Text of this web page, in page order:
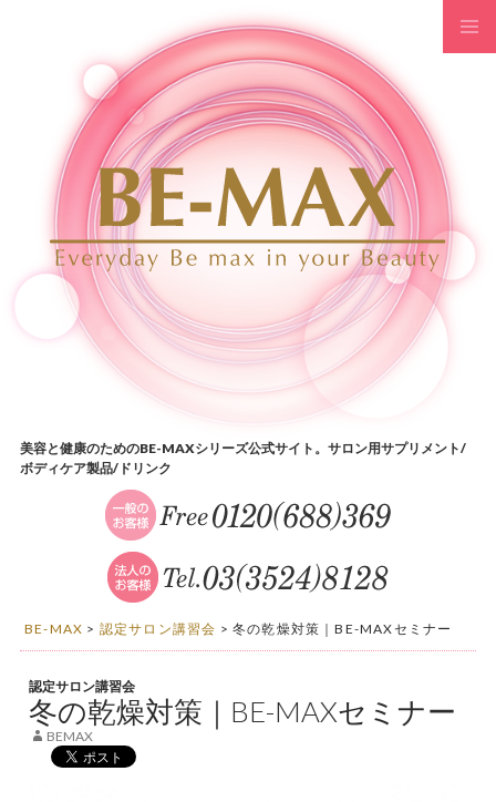
美容と健康のためのBE-MAXシリーズ公式サイト。サロン用サプリメント/
ボディケア製品/ドリンク
BE-MAX > 認定サロン講習会 >冬の乾燥対策｜BE-MAXセミナー
認定サロン講習会
冬の乾燥対策｜BE-MAXセミナー
BEMAX